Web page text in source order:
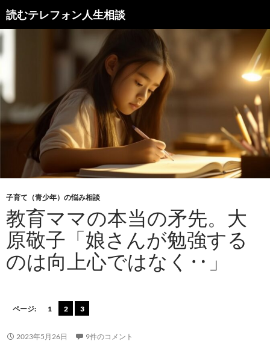
読むテレフォン人生相談
子育て（青少年）の悩み相談
教育ママの本当の矛先。大
原敬子「娘さんが勉強する
のは向上心ではなく‥」
ページ: 1 2 3
2023年5月26日 9件のコメント